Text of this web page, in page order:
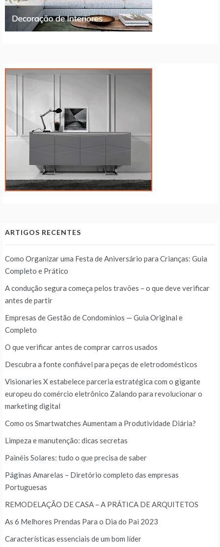
ARTIGOS RECENTES
Como Organizar uma Festa de Aniversário para Crianças: Guia
Completo e Prático
A condução segura começa pelos travões – o que deve verificar
antes de partir
Empresas de Gestão de Condomínios — Guia Original e
Completo
O que verificar antes de comprar carros usados
Descubra a fonte confiável para peças de eletrodomésticos
Visionaries X estabelece parceria estratégica com o gigante
europeu do comércio eletrônico Zalando para revolucionar o
marketing digital
Como os Smartwatches Aumentam a Produtividade Diária?
Limpeza e manutenção: dicas secretas
Painéis Solares: tudo o que precisa de saber
Páginas Amarelas – Diretório completo das empresas
Portuguesas
REMODELAÇÃO DE CASA – A PRÁTICA DE ARQUITETOS
As 6 Melhores Prendas Para o Dia do Pai 2023
Características essenciais de um bom líder